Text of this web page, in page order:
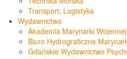
Transport, Logistyka
Wydawnictwo
Akademia Marynarki Wojennej
Biuro Hydrograficzne
Gdańskie Wydawnictwo